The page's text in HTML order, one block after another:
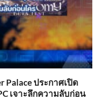
Palace ประกาศเปิด
เจาะลึกความลับก่อน